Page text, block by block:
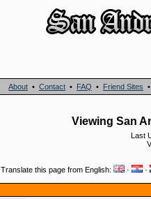
About • Contact • FAQ • Friend Sites
Viewing San
Last
Translate this page from English: · ·